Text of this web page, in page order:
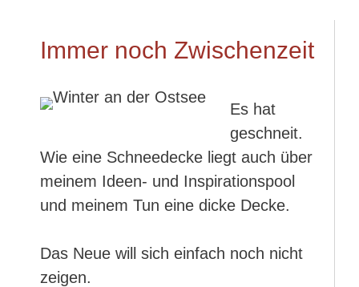
Immer noch Zwischenzeit
Es hat
geschneit.
Wie eine Schneedecke liegt auch über
meinem Ideen- und Inspirationspool
und meinem Tun eine dicke Decke.
Das Neue will sich einfach noch nicht
zeigen.